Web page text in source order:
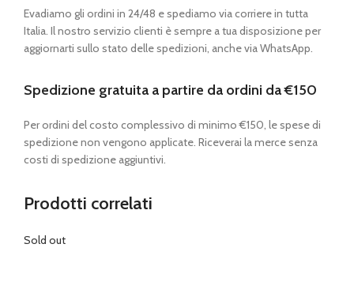
Evadiamo gli ordini in 24/48 e spediamo via corriere in tutta
Italia. Il nostro servizio clienti è sempre a tua disposizione per
aggiornarti sullo stato delle spedizioni, anche via WhatsApp.
Spedizione gratuita a partire da ordini da €150
Per ordini del costo complessivo di minimo €150, le spese di
spedizione non vengono applicate. Riceverai la merce senza
costi di spedizione aggiuntivi.
Prodotti correlati
Sold out